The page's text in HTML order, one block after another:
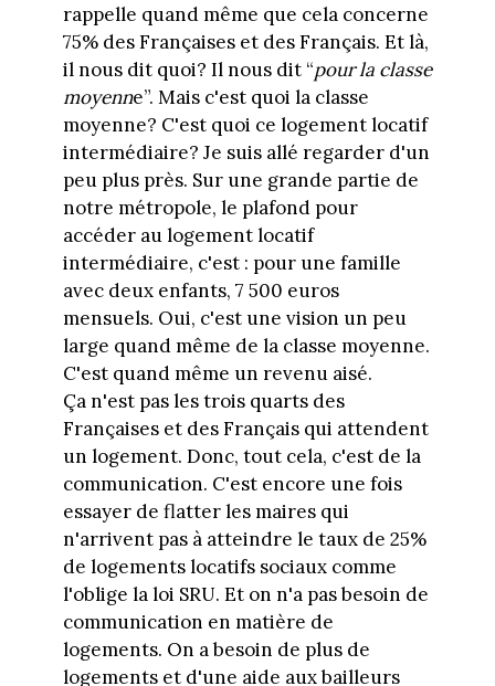
rappelle quand même que cela concerne
75% des Françaises et des Français. Et là,
il nous dit quoi? Il nous dit “pour la classe
moyenne”. Mais c'est quoi la classe
moyenne? C'est quoi ce logement locatif
intermédiaire? Je suis allé regarder d'un
peu plus près. Sur une grande partie de
notre métropole, le plafond pour
accéder au logement locatif
intermédiaire, c'est : pour une famille
avec deux enfants, 7 500 euros
mensuels. Oui, c'est une vision un peu
large quand même de la classe moyenne.
C'est quand même un revenu aisé.
Ça n'est pas les trois quarts des
Françaises et des Français qui attendent
un logement. Donc, tout cela, c'est de la
communication. C'est encore une fois
essayer de flatter les maires qui
n'arrivent pas à atteindre le taux de 25%
de logements locatifs sociaux comme
l'oblige la loi SRU. Et on n'a pas besoin de
communication en matière de
logements. On a besoin de plus de
logements et d'une aide aux bailleurs